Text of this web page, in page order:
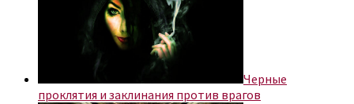
Черные
проклятия и заклинания против врагов